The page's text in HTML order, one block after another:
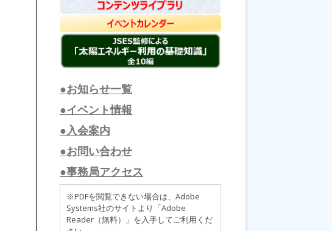
●お知らせ一覧
●イベント情報
●入会案内
●お問い合わせ
●事務局アクセス
※PDFを閲覧できない場合は、Adobe
Systems社のサイトより「Adobe
Reader（無料）」を入手してご利用くだ